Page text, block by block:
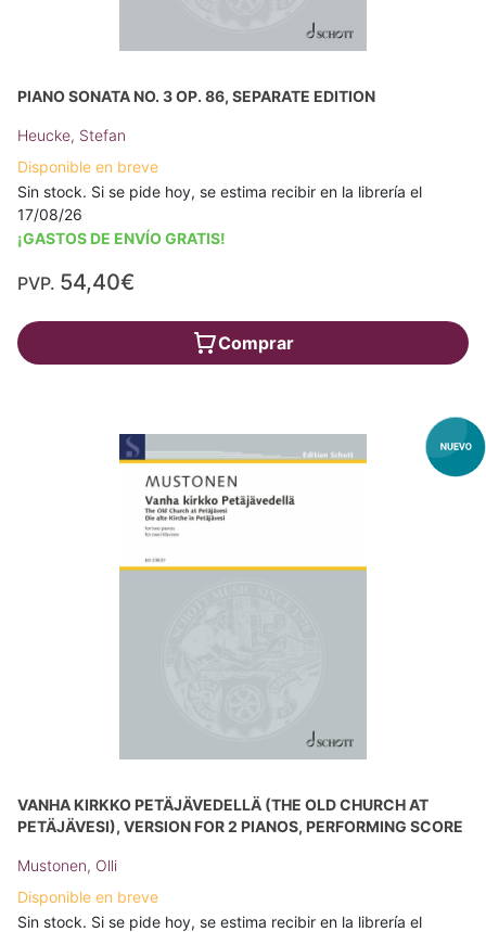
PIANO SONATA NO. 3 OP. 86, SEPARATE EDITION
Heucke, Stefan
Disponible en breve
Sin stock. Si se pide hoy, se estima recibir en la librería el
17/08/26
¡GASTOS DE ENVÍO GRATIS!
PVP. 54,40€
Comprar
VANHA KIRKKO PETÄJÄVEDELLÄ (THE OLD CHURCH AT
PETÄJÄVESI), VERSION FOR 2 PIANOS, PERFORMING SCORE
Mustonen, Olli
Disponible en breve
Sin stock. Si se pide hoy, se estima recibir en la librería el